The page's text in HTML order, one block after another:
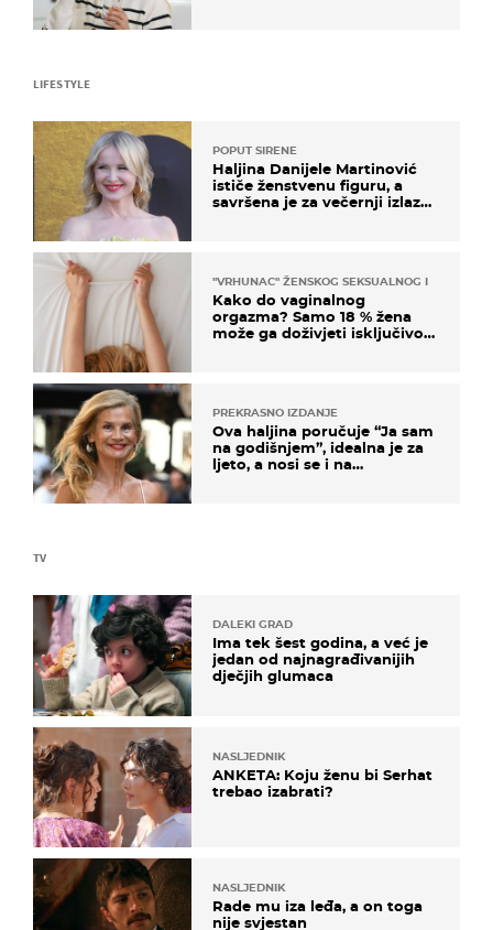
TV
DALEKI GRAD
Ima tek šest godina, a već je
jedan od najnagrađivanijih
dječjih glumaca
NASLJEDNIK
ANKETA: Koju ženu bi Serhat
trebao izabrati?
NASLJEDNIK
Rade mu iza leđa, a on toga
nije svjestan
LIFESTYLE
POPUT SIRENE
Haljina Danijele Martinović
ističe ženstvenu figuru, a
savršena je za večernji izlazak
"VRHUNAC" ŽENSKOG SEKSUALNOG ISKUSTVA
Kako do vaginalnog
orgazma? Samo 18 % žena
može ga doživjeti isključivo
PREKRASNO IZDANJE
Ova haljina poručuje “Ja sam
na godišnjem”, idealna je za
ljeto, a nosi se i na